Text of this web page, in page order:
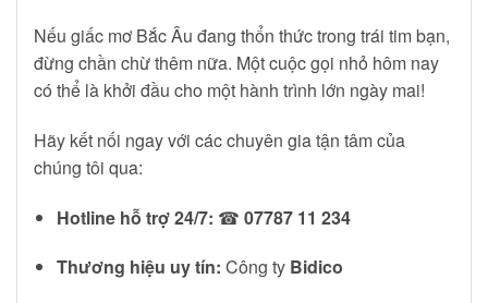
Nếu giấc mơ Bắc Âu đang thổn thức trong trái tim bạn,
đừng chần chừ thêm nữa. Một cuộc gọi nhỏ hôm nay
có thể là khởi đầu cho một hành trình lớn ngày mai!
Hãy kết nối ngay với các chuyên gia tận tâm của
chúng tôi qua:
Hotline hỗ trợ 24/7: ☎ 07787 11 234
Thương hiệu uy tín: Công ty Bidico